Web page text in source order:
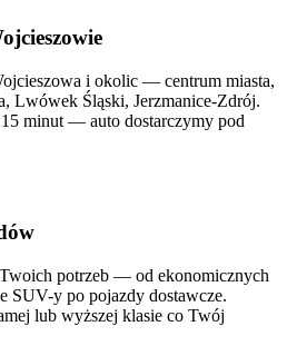
i okolic — centrum miasta,
Lwówek Śląski, Jerzmanice-Zdrój.
minut — auto dostarczymy pod
potrzeb — od ekonomicznych
SUV-y po pojazdy dostawcze.
lub wyższej klasie co Twój